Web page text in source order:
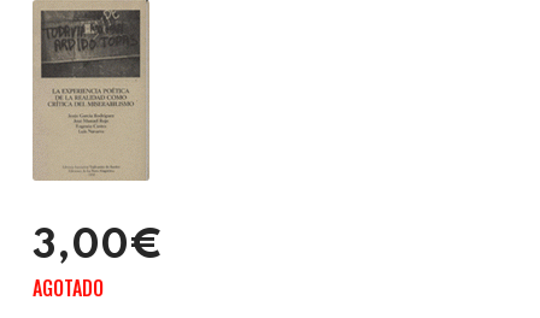
3,00€
AGOTADO